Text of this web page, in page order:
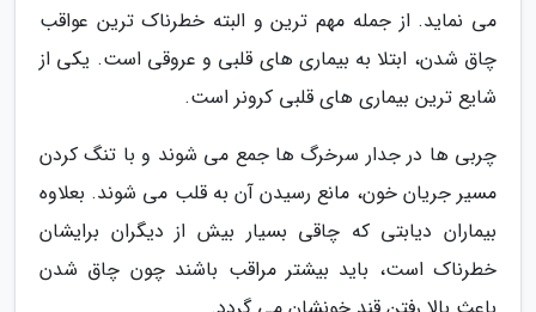
می نماید. از جمله مهم ترین و البته خطرناک ترین عواقب
چاق شدن، ابتلا به بیماری های قلبی و عروقی است. یکی از
شایع ترین بیماری های قلبی کرونر است.
چربی ها در جدار سرخرگ ها جمع می شوند و با تنگ کردن
مسیر جریان خون، مانع رسیدن آن به قلب می شوند. بعلاوه
بیماران دیابتی که چاقی بسیار بیش از دیگران برایشان
خطرناک است، باید بیشتر مراقب باشند چون چاق شدن